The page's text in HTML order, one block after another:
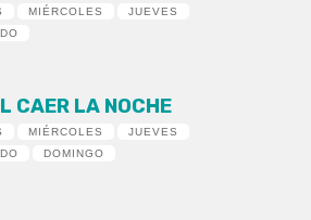
MIÉRCOLES
JUEVES
CAER LA NOCHE
MIÉRCOLES
JUEVES
DOMINGO